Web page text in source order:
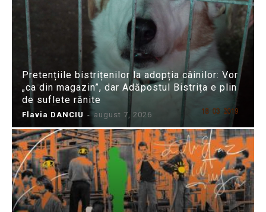
Pretențiile bistrițenilor la adopția câinilor: Vor
„ca din magazin”, dar Adăpostul Bistrița e plin
de suflete rănite
Flavia DANCIU - august 7, 2026